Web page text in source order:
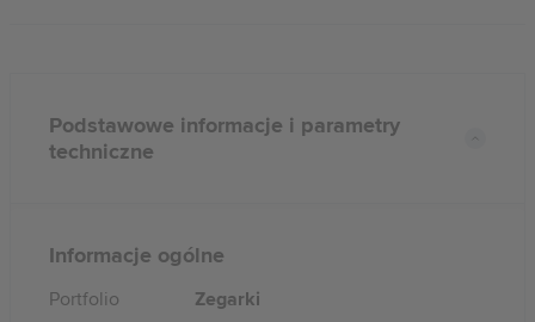
Podstawowe informacje i parametry
techniczne
Informacje ogólne
Portfolio
Zegarki